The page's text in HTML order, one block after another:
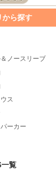
から探す
ノースリーブ
ス
ーカー
覧